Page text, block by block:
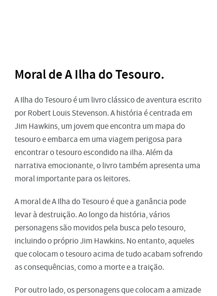
Moral de A Ilha do Tesouro.
A Ilha do Tesouro é um livro clássico de aventura escrito
por Robert Louis Stevenson. A história é centrada em
Jim Hawkins, um jovem que encontra um mapa do
tesouro e embarca em uma viagem perigosa para
encontrar o tesouro escondido na ilha. Além da
narrativa emocionante, o livro também apresenta uma
moral importante para os leitores.
A moral de A Ilha do Tesouro é que a ganância pode
levar à destruição. Ao longo da história, vários
personagens são movidos pela busca pelo tesouro,
incluindo o próprio Jim Hawkins. No entanto, aqueles
que colocam o tesouro acima de tudo acabam sofrendo
as consequências, como a morte e a traição.
Por outro lado, os personagens que colocam a amizade